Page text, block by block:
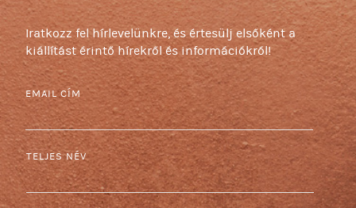
Iratkozz fel hírlevelünkre, és értesülj elsőként a
kiállítást érintő hírekről és információkról!
EMAIL CÍM
TELJES NÉV